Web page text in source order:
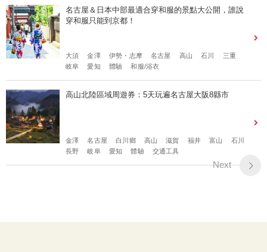
名古屋＆日本中部最適合穿和服的景點大公開，誰說
穿和服只能到京都！
大須 金澤 伊勢・志摩 名古屋 高山 石川
三重
岐阜
愛知 體驗 和服/浴衣
高山北陸區域周遊券：5天玩遍名古屋大阪8縣市
金澤 名古屋 白川鄉 高山 滋賀 福井 富山
石川
長野
岐阜 愛知 體驗 交通工具
Next